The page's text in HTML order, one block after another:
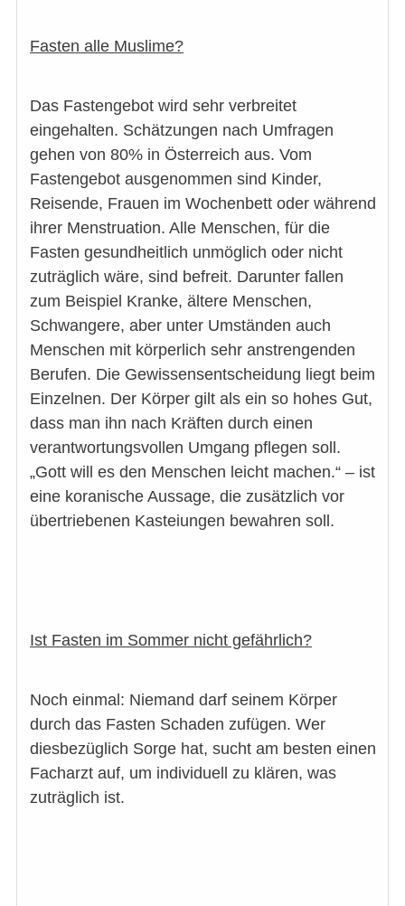
Fasten alle Muslime?
Das Fastengebot wird sehr verbreitet
eingehalten. Schätzungen nach Umfragen
gehen von 80% in Österreich aus. Vom
Fastengebot ausgenommen sind Kinder,
Reisende, Frauen im Wochenbett oder während
ihrer Menstruation. Alle Menschen, für die
Fasten gesundheitlich unmöglich oder nicht
zuträglich wäre, sind befreit. Darunter fallen
zum Beispiel Kranke, ältere Menschen,
Schwangere, aber unter Umständen auch
Menschen mit körperlich sehr anstrengenden
Berufen. Die Gewissensentscheidung liegt beim
Einzelnen. Der Körper gilt als ein so hohes Gut,
dass man ihn nach Kräften durch einen
verantwortungsvollen Umgang pflegen soll.
„Gott will es den Menschen leicht machen.“ – ist
eine koranische Aussage, die zusätzlich vor
übertriebenen Kasteiungen bewahren soll.
Ist Fasten im Sommer nicht gefährlich?
Noch einmal: Niemand darf seinem Körper
durch das Fasten Schaden zufügen. Wer
diesbezüglich Sorge hat, sucht am besten einen
Facharzt auf, um individuell zu klären, was
zuträglich ist.